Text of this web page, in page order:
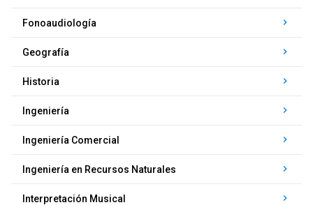
Fonoaudiología keyboard_arrow_right
Geografía keyboard_arrow_right
Historia keyboard_arrow_right
Ingeniería keyboard_arrow_right
Ingeniería Comercial keyboard_arrow_right
Ingeniería en Recursos Naturales keyboard_arrow_right
Interpretación Musical keyboard_arrow_right